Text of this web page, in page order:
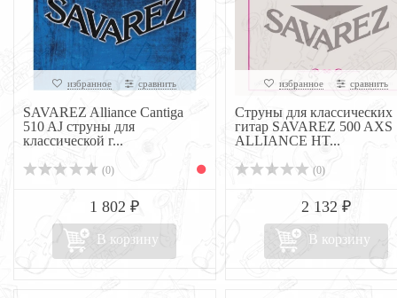
избранное сравнить
SAVAREZ Alliance Cantiga
510 AJ струны для
классической г...
(0)
1 802 ₽
В корзину
избранное сравнить
Струны для классических
гитар SAVAREZ 500 AXS
ALLIANCE HT...
(0)
2 132 ₽
В корзину